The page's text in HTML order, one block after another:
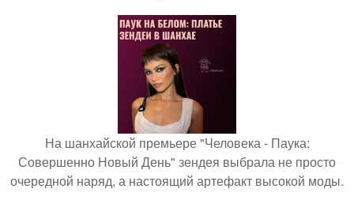
На шанхайской премьере "Человека - Паука:
Совершенно Новый День" зендея выбрала не просто
очередной наряд, а настоящий артефакт высокой моды.